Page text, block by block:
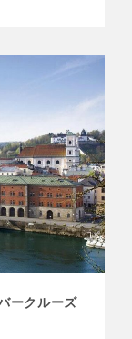
ークルーズ